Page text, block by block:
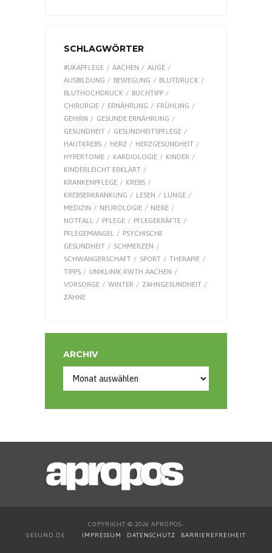
SCHLAGWÖRTER
#UKAPFLEGE AACHEN
AUGE
AUSBILDUNG
BEWEGUNG
BLUTDRUCK
BLUTHOCHDRUCK
BUCHTIPP
CHIRURGIE
ERNÄHRUNG
FRÜHLING
GEHIRN
GESUNDE ERNÄHRUNG
GESUNDHEIT
GESUNDHEITSPFLEGE
HAUTKREBS
HERZ
HERZGESUNDHEIT
HYPERTONIE
KARDIOLOGIE
KINDER
KINDERLEICHT ERKLÄRT
KRANKENPFLEGE
KREBS
KREBSERKRANKUNG
LESEN
LUNGE
MEDIZIN
NEUROLOGIE
NIERE
NOTFALL
PFLEGE
PFLEGEKRÄFTE
PFLEGEMANGEL
PSYCHISCHE
GESUNDHEIT
SCHMERZEN
SCHWANGERSCHAFT
SPORT
THERAPIE
TIPPS
UNIKLINIK RWTH AACHEN
VORSORGE
WINTER
ZAHNGESUNDHEIT
ZÄHNE
ARCHIV
COPYRIGHT © 2026 APROPOS-
GESUND.DE IMPRESSUM DATENSCHUTZ BARRIEREFREIHEIT